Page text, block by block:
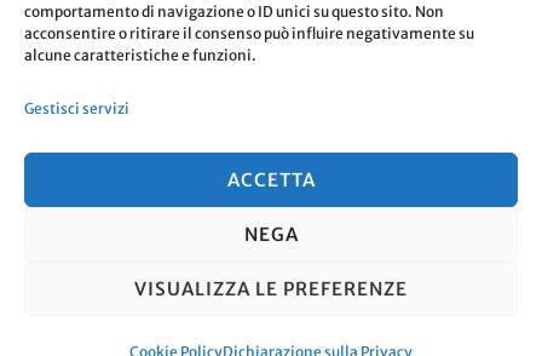
comportamento di navigazione o ID unici su questo sito. Non
acconsentire o ritirare il consenso può influire negativamente su
alcune caratteristiche e funzioni.
Gestisci servizi
ACCETTA
NEGA
VISUALIZZA LE PREFERENZE
Cookie PolicyDichiarazione sulla Privacy
Aggiornato Il 9 Luglio 2022 Leggi
riservati.Travel Nomad | Sviluppato da
Blossom Themes . Powered by WordPress